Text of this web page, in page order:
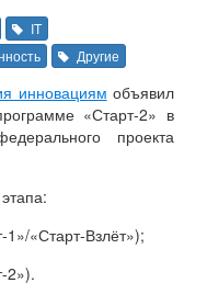
IT
Другие
инновациям объявил
«Старт-2» в
проекта
«Старт-Взлёт»);
2»).